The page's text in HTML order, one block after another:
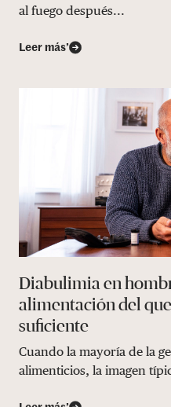
al fuego después...
Leer más’
Diabulimia en
alimentación del
suficiente
Cuando la mayoría de la
alimenticios, la imagen